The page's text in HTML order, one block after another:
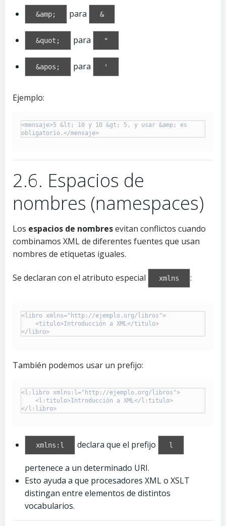
&amp; para &
&quot; para "
&apos; para '
Ejemplo:
<mensaje>5 &lt; 10 y 10 &gt; 5, y usar &amp; es
2.6. Espacios de
nombres (namespaces)
Los espacios de nombresevitan conflictos cuando
combinamos XML de diferentes fuentes que usan
nombres de etiquetas iguales.
Se declaran con el atributo especial xmlns :
<libro xmlns="http://ejemplo.org/libros">
    <titulo>Introducción a XML</titulo>
También podemos usar un prefijo:
<l:libro xmlns:l="http://ejemplo.org/libros">
    <l:titulo>Introducción a XML</l:titulo>
xmlns:l declara que el prefijo l
pertenece a un determinado URI.
Esto ayuda a que procesadores XML o XSLT
distingan entre elementos de distintos
vocabularios.